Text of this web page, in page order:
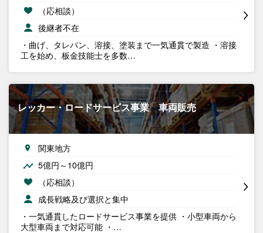
（応相談）
後継者不在
・曲げ、タレパン、溶接、塗装まで一気通貫で製造 ・溶接
工を始め、板金技能士を多数…
レッカー・ロードサービス事業 車両販売
関東地方
5億円～10億円
（応相談）
成長戦略及び選択と集中
・一気通貫したロードサービス事業を提供 ・小型車両から
大型車両まで対応可能 ・…